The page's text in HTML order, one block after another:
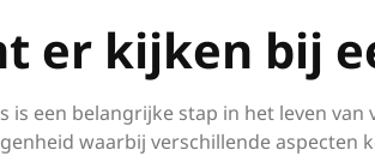
er kijken bij
is een belangrijke stap in het leven van
waarbij verschillende aspecten